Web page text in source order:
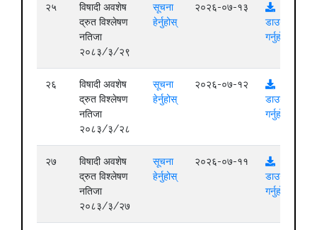
२५
विषादी अवशेष
द्रुत विश्लेषण
नतिजा
२०८३/३/२९
सूचना
हेर्नुहोस्
२०२६-०७-१३
डाउनलोड
गर्नुहोस्
२६
विषादी अवशेष
द्रुत विश्लेषण
नतिजा
२०८३/३/२८
सूचना
हेर्नुहोस्
२०२६-०७-१२
डाउनलोड
गर्नुहोस्
२७
विषादी अवशेष
द्रुत विश्लेषण
नतिजा
२०८३/३/२७
सूचना
हेर्नुहोस्
२०२६-०७-११
डाउनलोड
गर्नुहोस्